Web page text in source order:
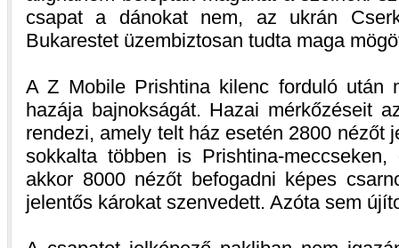
csapat a dánokat nem, az ukrán
Bukarestet üzembiztosan tudta maga
A Z Mobile Prishtina kilenc forduló után
hazája bajnokságát. Hazai mérkőzéseit
rendezi, amely telt ház esetén 2800 nézőt
sokkalta többen is Prishtina-
akkor 8000 nézőt befogadni képes
jelentős károkat szenvedett. Azóta sem